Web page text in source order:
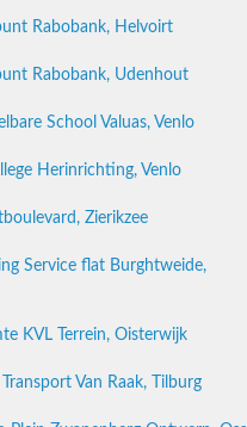
Rabobank, Helvoirt
Rabobank, Udenhout
School Valuas, Venlo
Herinrichting, Venlo
Zierikzee
Service flat Burghtweide,
KVL Terrein, Oisterwijk
Van Raak, Tilburg